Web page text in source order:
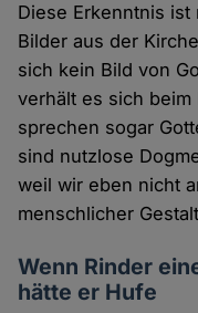
Diese Erkenntnis
Bilder aus der
sich kein Bild von
verhält es sich beim
sprechen sogar
sind nutzlose
weil wir eben nicht
menschlicher
Wenn Rinder
hätte er Hufe